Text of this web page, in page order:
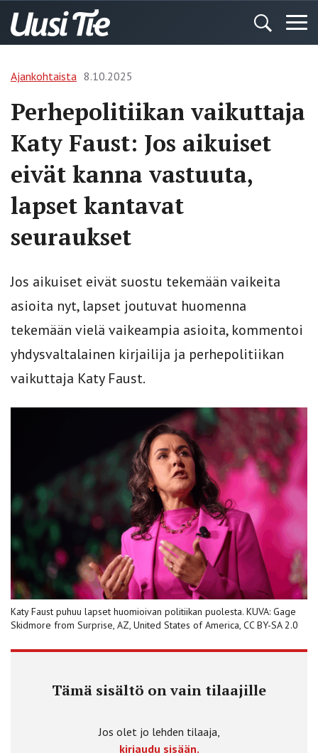
Ajankohtaista 8.10.2025
Perhepolitiikan vaikuttaja
Katy Faust: Jos aikuiset
eivät kanna vastuuta,
lapset kantavat
seuraukset
Jos aikuiset eivät suostu tekemään vaikeita
asioita nyt, lapset joutuvat huomenna
tekemään vielä vaikeampia asioita, kommentoi
yhdysvaltalainen kirjailija ja perhepolitiikan
vaikuttaja Katy Faust.
Katy Faust puhuu lapset huomioivan politiikan puolesta. KUVA: Gage
Skidmore from Surprise, AZ, United States of America, CC BY-SA 2.0
Tämä sisältö on vain tilaajille
Jos olet jo lehden tilaaja,
kirjaudu sisään.